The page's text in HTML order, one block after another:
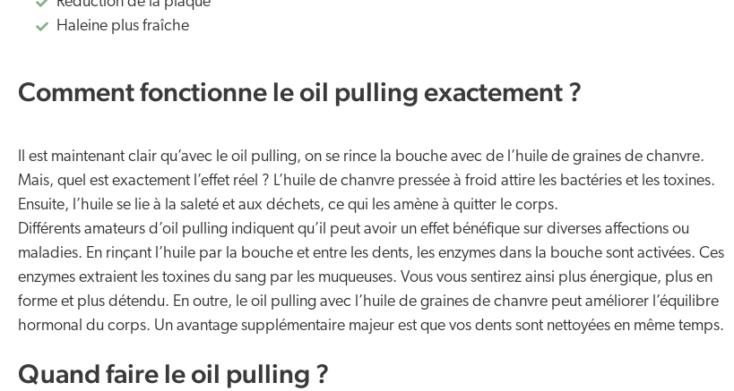
Haleine plus fraîche
Comment fonctionne le oil pulling exactement ?
Il est maintenant clair qu’avec le oil pulling, on se rince la bouche avec de l’huile de graines de chanvre.
Mais, quel est exactement l’effet réel ? L’huile de chanvre pressée à froid attire les bactéries et les toxines.
Ensuite, l’huile se lie à la saleté et aux déchets, ce qui les amène à quitter le corps.
Différents amateurs d’oil pulling indiquent qu’il peut avoir un effet bénéfique sur diverses affections ou
maladies. En rinçant l’huile par la bouche et entre les dents, les enzymes dans la bouche sont activées. Ces
enzymes extraient les toxines du sang par les muqueuses. Vous vous sentirez ainsi plus énergique, plus en
forme et plus détendu. En outre, le oil pulling avec l’huile de graines de chanvre peut améliorer l’équilibre
hormonal du corps. Un avantage supplémentaire majeur est que vos dents sont nettoyées en même temps.
Quand faire le oil pulling ?